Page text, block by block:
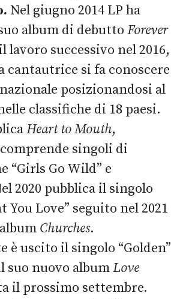
Nel giugno 2014 LP ha
album di debutto Forever
lavoro successivo nel 2016,
cantautrice si fa conoscere
posizionandosi al
classifiche di 18 paesi.
Heart to Mouth,
singoli di
“Girls Go Wild” e
2020 pubblica il singolo
You Love” seguito nel 2021
Churches.
è uscito il singolo “Golden”
suo nuovo albumLove
il prossimo settembre.